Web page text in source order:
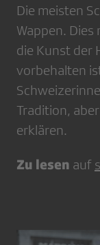
Die meisten
Wappen.
die Kunst der
vorbehalten
Tradition,
erklären.
Zu lesen auf